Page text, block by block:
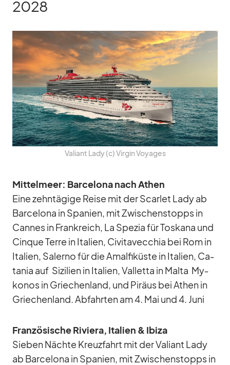
2028
Va­li­ant Lady (c) Vir­gin Voy­a­ges
Mit­tel­meer: Bar­ce­lona nach Athen
Eine zehn­tä­gige Reise mit der Scar­let Lady ab
Bar­ce­lona in ​​Spa­nien, mit Zwi­schen­stopps in
Can­nes in Frank­reich, La Spe­zia für Tos­kana und
Cin­que Terre in Ita­lien, Ci­vi­ta­vec­chia bei Rom in
Ita­lien, Sa­lerno für die Amal­fi­küste in Ita­lien, Ca­
ta­nia auf Si­zi­lien in Ita­lien, Val­letta in Malta My­
ko­nos in Grie­chen­land, und Pi­räus bei Athen in
Grie­chen­land. Ab­fahr­ten am 4. Mai und 4. Juni
Fran­zö­si­sche Ri­viera, Ita­lien & Ibiza
Sie­ben Nächte Kreuz­fahrt mit der Va­li­ant Lady
ab Bar­ce­lona in ​​Spa­nien, mit Zwi­schen­stopps in